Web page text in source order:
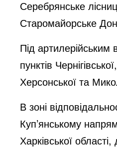
Серебрянське
Старомайорське
Під артилерійським
пунктів
Херсонської та
В зоні
Куп’янському
Харківської